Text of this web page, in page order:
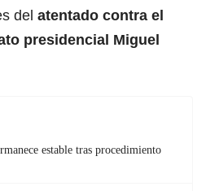
del atentado contra el
presidencial Miguel
estable tras procedimiento